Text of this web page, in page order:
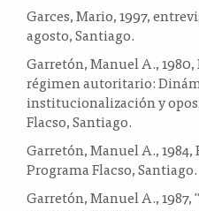
Garces, Mario, 1997,
agosto, Santiago.
Garretón, Manuel A.,
régimen autoritario:
institucionalización y
Flacso, Santiago.
Garretón, Manuel A.,
Programa Flacso, Santiago.
Garretón, Manuel A.,